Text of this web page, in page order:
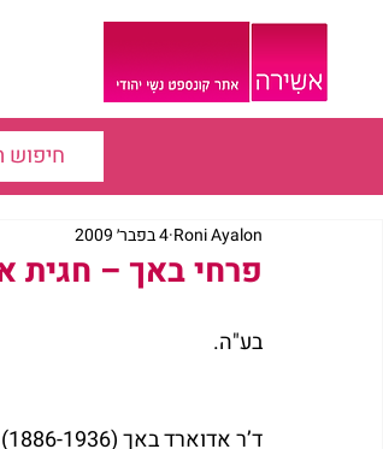
פרחי באך – חגית
Roni Ayalon 4 בפבר׳ 2009
בע"ה.